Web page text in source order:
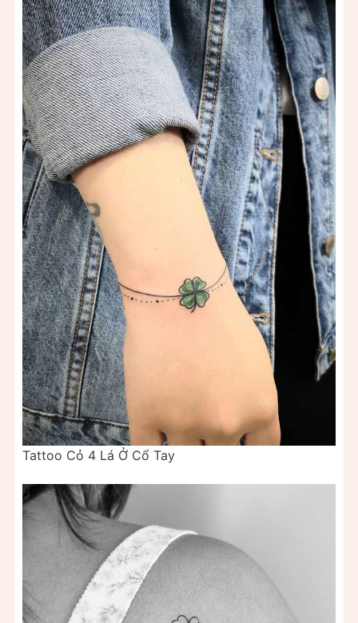
Tattoo Cỏ 4 Lá Ở Cổ Tay